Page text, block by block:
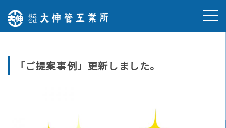
Skip
to
content
「ご提案事例」更新しました。